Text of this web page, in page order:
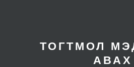
ТОГТМОЛ
АВАХ